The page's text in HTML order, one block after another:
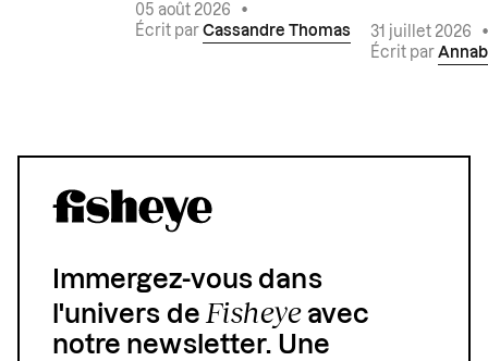
05 août 2026
•
Écrit par Cassandre Thomas 31 juillet 2026
Écrit par
Immergez-vous dans
l'univers deFisheyeavec
notre newsletter. Une